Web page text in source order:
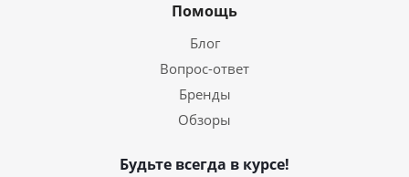
Помощь
Блог
Вопрос-ответ
Бренды
Обзоры
Будьте всегда в курсе!